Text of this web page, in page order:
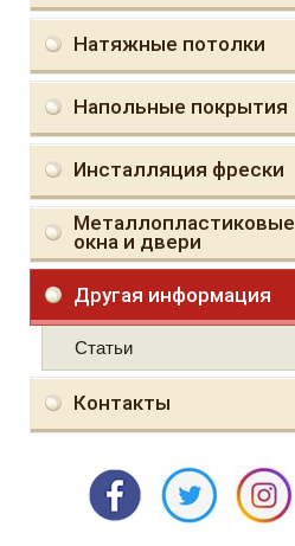
Натяжные потолки
Напольные покрытия
Инсталляция фрески
Металлопластиковые
окна и двери
Другая информация
Статьи
Контакты